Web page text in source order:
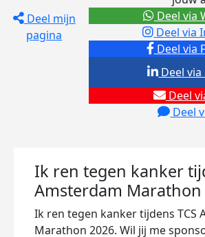
Deel mijn
pagina
Deel via
Deel via
Deel
Deel
Deel
Deel via
Ik ren tegen kanker
Amsterdam Marathon
Ik ren tegen kanker tijdens TCS
Marathon 2026. Wil jij me